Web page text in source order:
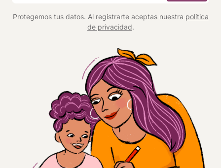
Protegemos tus datos. Al registrarte aceptas nuestra política
de privacidad.